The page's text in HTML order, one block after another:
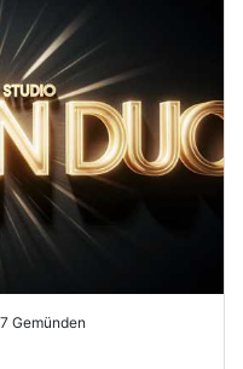
Gemünden